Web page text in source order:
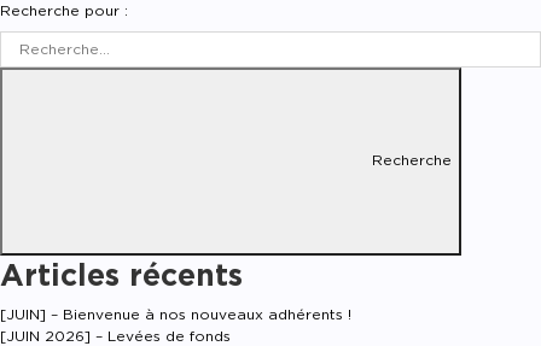
Recherche pour :
Recherche
Articles récents
[JUIN] – Bienvenue à nos nouveaux adhérents !
[JUIN 2026] – Levées de fonds